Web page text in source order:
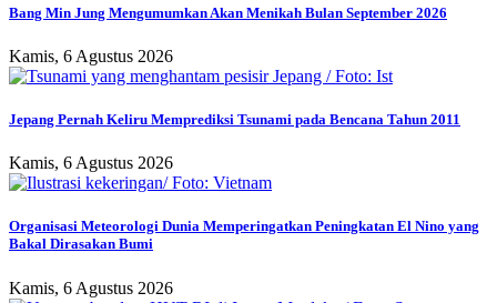
Bang Min Jung Mengumumkan Akan Menikah Bulan September 2026
Kamis, 6 Agustus 2026
Jepang Pernah Keliru Memprediksi Tsunami pada Bencana Tahun 2011
Kamis, 6 Agustus 2026
Organisasi Meteorologi Dunia Memperingatkan Peningkatan El Nino yang
Bakal Dirasakan Bumi
Kamis, 6 Agustus 2026